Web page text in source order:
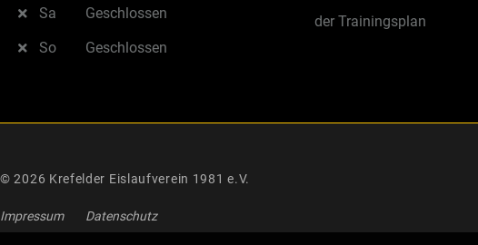
Sa
So
Geschlossen
Geschlossen
der Trainingsplan
© 2026 Krefelder Eislaufverein 1981 e.V.
Impressum Datenschutz